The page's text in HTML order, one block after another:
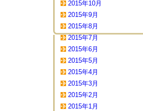
2015年10月
2015年9月
2015年8月
2015年7月
2015年6月
2015年5月
2015年4月
2015年3月
2015年2月
2015年1月